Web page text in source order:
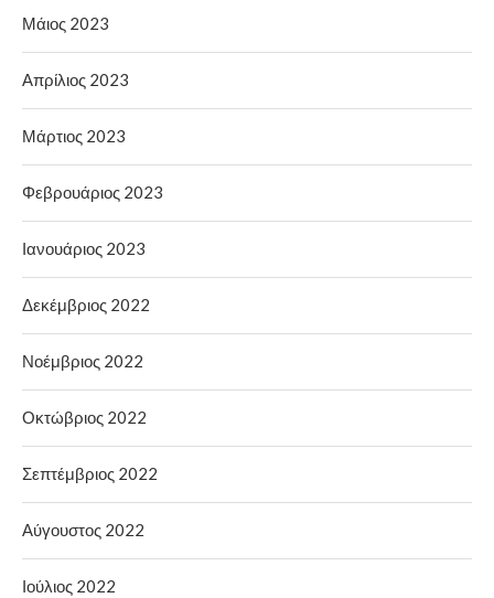
Μάιος 2023
Απρίλιος 2023
Μάρτιος 2023
Φεβρουάριος 2023
Ιανουάριος 2023
Δεκέμβριος 2022
Νοέμβριος 2022
Οκτώβριος 2022
Σεπτέμβριος 2022
Αύγουστος 2022
Ιούλιος 2022